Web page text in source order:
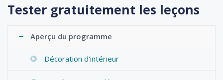
Tester gratuitement les leçons
Aperçu du programme
Décoration d'intérieur